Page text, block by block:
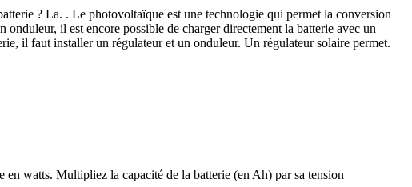
? La. . Le photovoltaïque est une technologie qui permet la conversion
il est encore possible de charger directement la batterie avec un
il faut installer un régulateur et un onduleur. Un régulateur solaire permet.
watts. Multipliez la capacité de la batterie (en Ah) par sa tension